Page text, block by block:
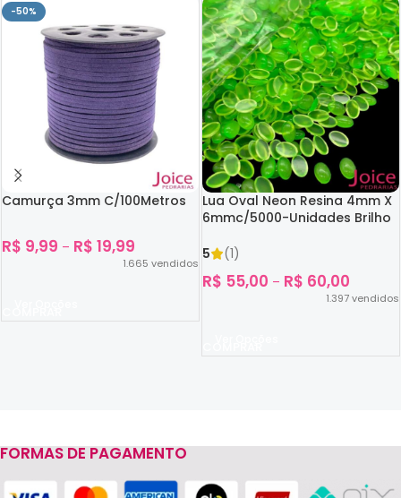
-50%
Camurça 3mm C/100Metros
R$ 9,99 – R$ 19,99
1.665 vendidos
Lua Oval Neon Resina 4mm X
6mmc/5000-Unidades Brilho
5
(1)
R$ 55,00 – R$ 60,00
1.397vendidos
Read more
FORMAS DE PAGAMENTO